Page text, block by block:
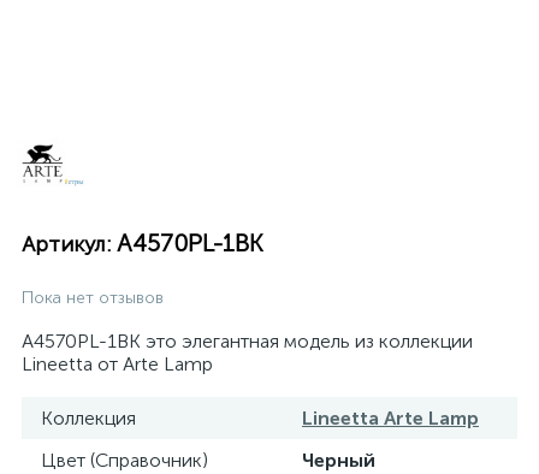
Артикул: A4570PL-1BK
Пока нет отзывов
A4570PL-1BK это элегантная модель из коллекции
Lineetta от Arte Lamp
Коллекция
Lineetta Arte Lamp
Цвет (Справочник)
Черный